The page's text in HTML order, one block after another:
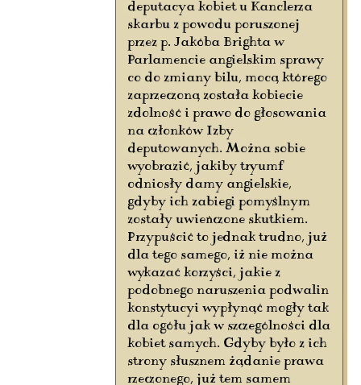
deputacya kobiet u Kanclerza
skarbu z powodu poruszonej
przez p. Jakóba Brighta w
Parlamencie angielskim sprawy
co do zmiany bilu, mocą którego
zaprzeczoną została kobiecie
zdolność i prawo do głosowania
na członków Izby
deputowanych. Można sobie
wyobrazić, jakiby tryumf
odniosły damy angielskie,
gdyby ich zabiegi pomyślnym
zostały uwieńczone skutkiem.
Przypuścić to jednak trudno, już
dla tego samego, iż nie można
wykazać korzyści, jakie z
podobnego naruszenia podwalin
konstytucyi wypłynąć mogły tak
dla ogółu jak w szczególności dla
kobiet samych. Gdyby było z ich
strony słusznem żądanie prawa
rzeczonego, już tem samem